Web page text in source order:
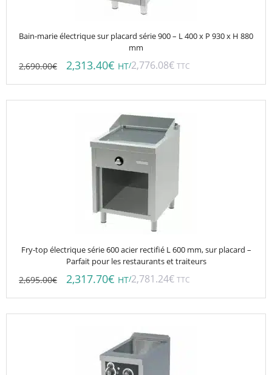
Bain-marie électrique sur placard série 900 – L 400 x P 930 x H 880
mm
2,690.00€ 2,313.40€ HT/2,776.08€ TTC
Fry-top électrique série 600 acier rectifié L 600 mm, sur placard –
Parfait pour les restaurants et traiteurs
2,695.00€ 2,317.70€ HT/2,781.24€ TTC